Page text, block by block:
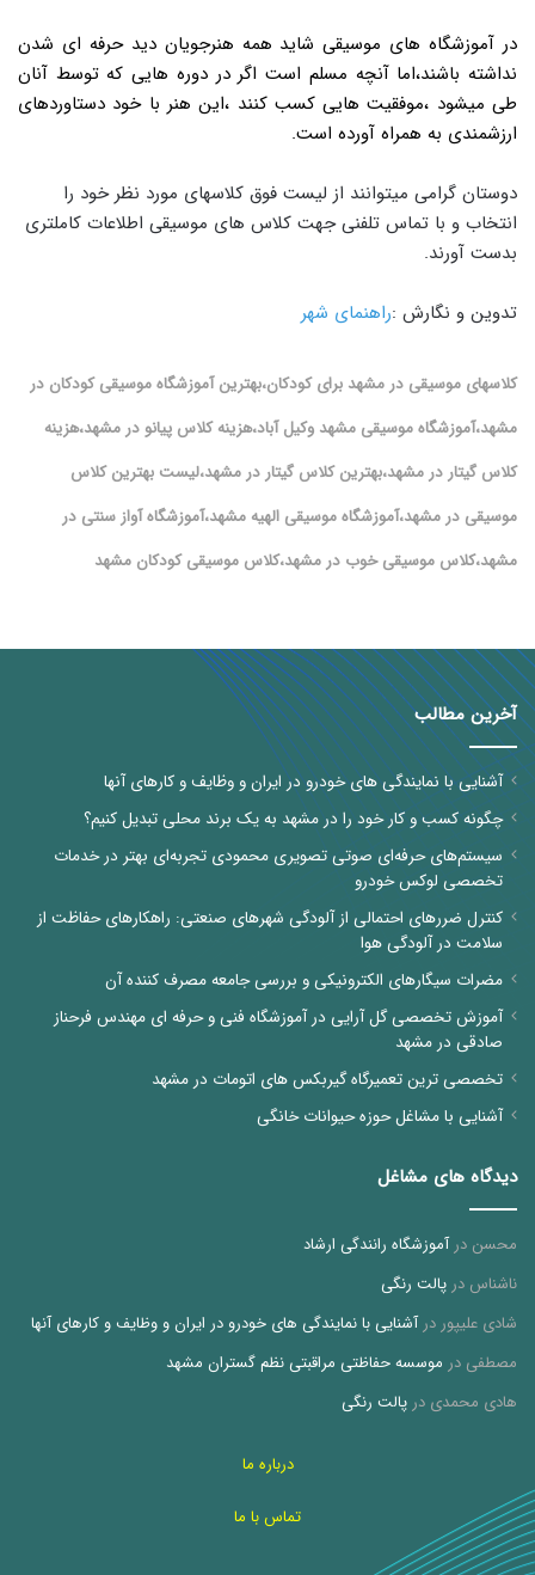
در آموزشگاه های موسیقی شاید همه هنرجویان دید حرفه ای شدن
نداشته باشند،اما آنچه مسلم است اگر در دوره هایی که توسط آنان
طی میشود ،موفقیت هایی کسب کنند ،این هنر با خود دستاوردهای
ارزشمندی به همراه آورده است.
دوستان گرامی میتوانند از لیست فوق کلاسهای مورد نظر خود را
انتخاب و با تماس تلفنی جهت کلاس های موسیقی اطلاعات کاملتری
بدست آورند.
تدوین و نگارش :راهنمای شهر
کلاسهای موسیقی در مشهد برای کودکان،بهترین آموزشگاه موسیقی کودکان در
مشهد،آموزشگاه موسیقی مشهد وکیل آباد،هزینه کلاس پیانو در مشهد،هزینه
کلاس گیتار در مشهد،بهترین کلاس گیتار در مشهد،لیست بهترین کلاس
موسیقی در مشهد،آموزشگاه موسیقی الهیه مشهد،آموزشگاه آواز سنتی در
مشهد،کلاس موسیقی خوب در مشهد،کلاس موسیقی کودکان مشهد
آخرین مطالب
آشنایی با نمایندگی های خودرو در ایران و وظایف و کارهای آنها
چگونه کسب و کار خود را در مشهد به یک برند محلی تبدیل کنیم؟
سیستم‌های حرفه‌ای صوتی تصویری محمودی تجربه‌ای بهتر در خدمات
تخصصی لوکس خودرو
کنترل ضررهای احتمالی از آلودگی شهرهای صنعتی: راهکارهای حفاظت از
سلامت در آلودگی هوا
مضرات سیگارهای الکترونیکی و بررسی جامعه مصرف کننده آن
آموزش تخصصی گل آرایی در آموزشگاه فنی و حرفه ای مهندس فرحناز
صادقی در مشهد
تخصصی ترین تعمیرگاه گیربکس های اتومات در مشهد
آشنایی با مشاغل حوزه حیوانات خانگی
دیدگاه های مشاغل
محسن درآموزشگاه رانندگی ارشاد
ناشناس درپالت رنگی
شادی علیپوردرآشنایی با نمایندگی های خودرو در ایران و وظایف و کارهای آنها
مصطفی در موسسه حفاظتی مراقبتی نظم گستران مشهد
هادی محمدی درپالت رنگی
درباره ما
تماس با ما